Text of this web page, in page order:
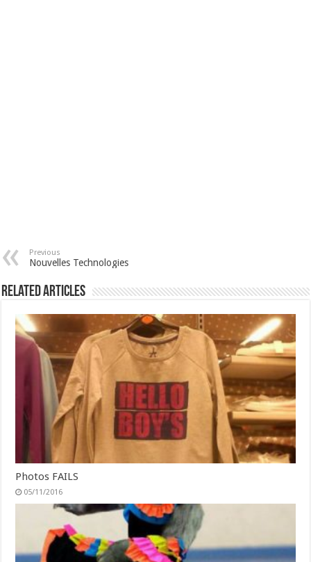
Previous
Nouvelles Technologies
Related Articles
Photos FAILS
05/11/2016